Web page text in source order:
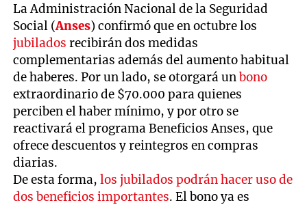
La Administración Nacional de la Seguridad
Social (Anses) confirmó que en octubre los
jubilados recibirán dos medidas
complementarias además del aumento habitual
de haberes. Por un lado, se otorgará unbono
extraordinario de $70.000 para quienes
perciben el haber mínimo, y por otro se
reactivará el programa Beneficios Anses, que
ofrece descuentos y reintegros en compras
diarias.
De esta forma,los jubilados podrán hacer uso de
dos beneficios importantes. El bono ya es